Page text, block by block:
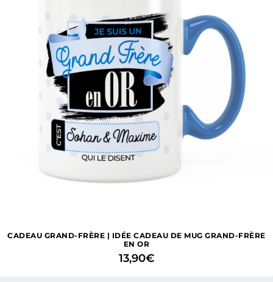
CADEAU GRAND-FRÈRE | IDÉE CADEAU DE MUG GRAND-FRÈRE
EN OR
13,90€